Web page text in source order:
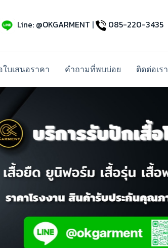
Line: @OKGARMENT | 085-220-3435
ใบเสนอราคา คำถามที่พบบ่อย ติดต่อเรา